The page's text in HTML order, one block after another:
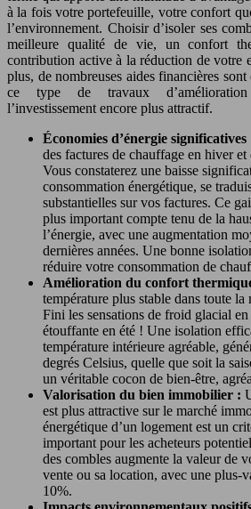
à la fois votre portefeuille, votre confort
l’environnement. Choisir d’isoler ses
meilleure qualité de vie, un confort
contribution active à la réduction de votre
plus, de nombreuses aides financières
ce type de travaux d’amélioration
l’investissement encore plus attractif.
Économies d’énergie significatives
des factures de chauffage en hiver
Vous constaterez une baisse
consommation énergétique, se
substantielles sur vos factures. Ce
plus important compte tenu de la
l’énergie, avec une augmentation
dernières années. Une bonne
réduire votre consommation de
Amélioration du confort
température plus stable dans toute
Fini les sensations de froid glacial
étouffante en été ! Une isolation
température intérieure agréable,
degrés Celsius, quelle que soit la
un véritable cocon de bien-être,
Valorisation du bien immobilier :
est plus attractive sur le marché
énergétique d’un logement est un
important pour les acheteurs
des combles augmente la valeur de
vente ou sa location, avec une plus-
10%.